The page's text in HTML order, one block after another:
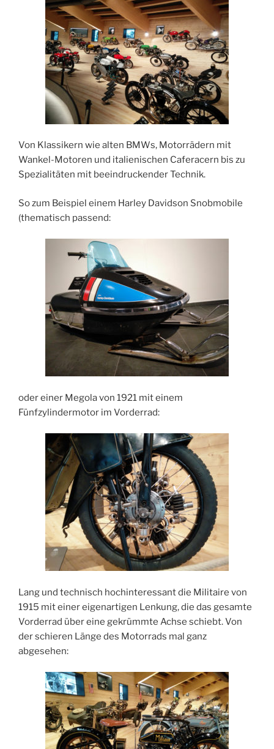
Von Klassikern wie alten BMWs, Motorrädern mit
Wankel-Motoren und italienischen Caferacern bis zu
Spezialitäten mit beeindruckender Technik.
So zum Beispiel einem Harley Davidson Snobmobile
(thematisch passend:
oder einer Megola von 1921 mit einem
Fünfzylindermotor im Vorderrad:
Lang und technisch hochinteressant die Militaire von
1915 mit einer eigenartigen Lenkung, die das gesamte
Vorderrad über eine gekrümmte Achse schiebt. Von
der schieren Länge des Motorrads mal ganz
abgesehen: